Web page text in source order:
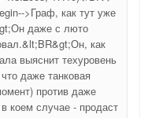
>Граф, как тут уже
даже с люто
как
выяснит техуровень
даже танковая
против даже
коем случае - продаст